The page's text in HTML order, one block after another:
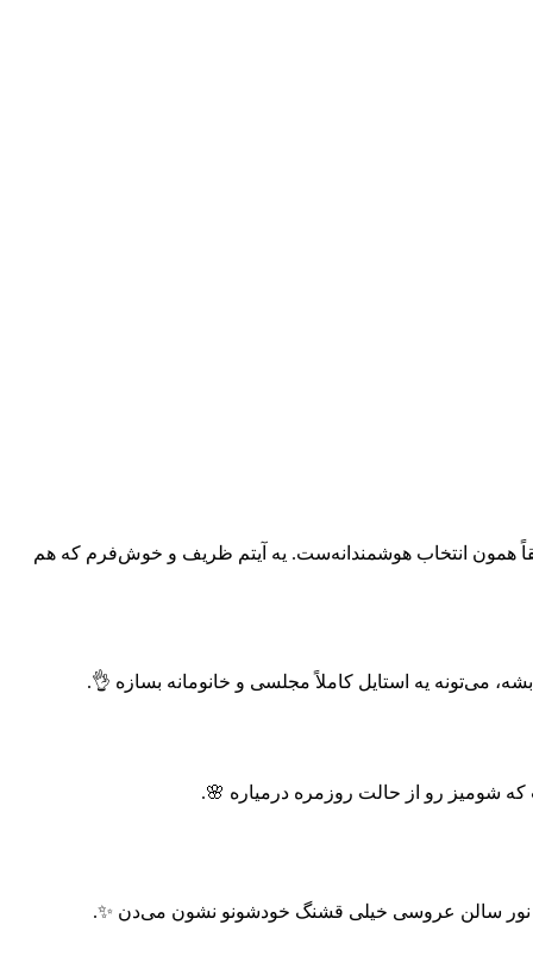
همون انتخاب هوشمندانه‌ست. یه آیتم ظریف و خوش‌فرم که هم
می‌تونه یه استایل کاملاً مجلسی و خانومانه بسازه 👌.
شومیز رو از حالت روزمره درمیاره 🌸.
نور سالن عروسی خیلی قشنگ خودشونو نشون می‌دن ✨.